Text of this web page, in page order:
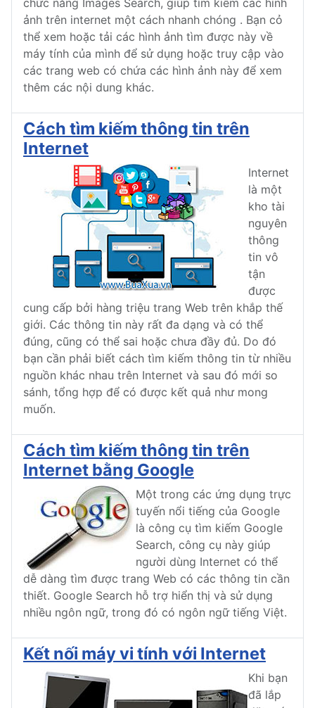
chức năng Images Search, giúp tìm kiếm các hình
ảnh trên internet một cách nhanh chóng . Bạn cỏ
thể xem hoặc tải các hình ảnh tìm được này về
máy tính của mình để sử dụng hoặc truy cập vào
các trang web có chứa các hình ảnh này để xem
thêm các nội dung khác.
Cách tìm kiếm thông tin trên
Internet
Internet
là một
kho tài
nguyên
thông
tin vô
tận
được
cung cấp bởi hàng triệu trang Web trên khắp thế
giới. Các thông tin này rất đa dạng và có thể
đúng, cũng có thể sai hoặc chưa đầy đủ. Do đó
bạn cần phải biết cách tìm kiếm thông tin từ nhiều
nguồn khác nhau trên Internet và sau đó mới so
sánh, tổng hợp để có được kết quả như mong
muốn.
Cách tìm kiếm thông tin trên
Internet bằng Google
Một trong các ứng dụng trực
tuyến nổi tiếng của Google
là công cụ tìm kiếm Google
Search, công cụ này giúp
người dùng Internet có thể
dễ dàng tìm được trang Web có các thông tin cần
thiết. Google Search hỗ trợ hiển thị và sử dụng
nhiều ngôn ngữ, trong đó có ngôn ngữ tiếng Việt.
Kết nối máy vi tính với Internet
Khi bạn
đã lắp